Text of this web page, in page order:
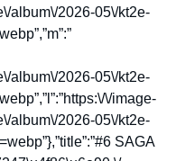
album\/2026-05\/kt2e-
album\/2026-05\/kt2e-
\/image-
album\/2026-05\/kt2e-
SAGA